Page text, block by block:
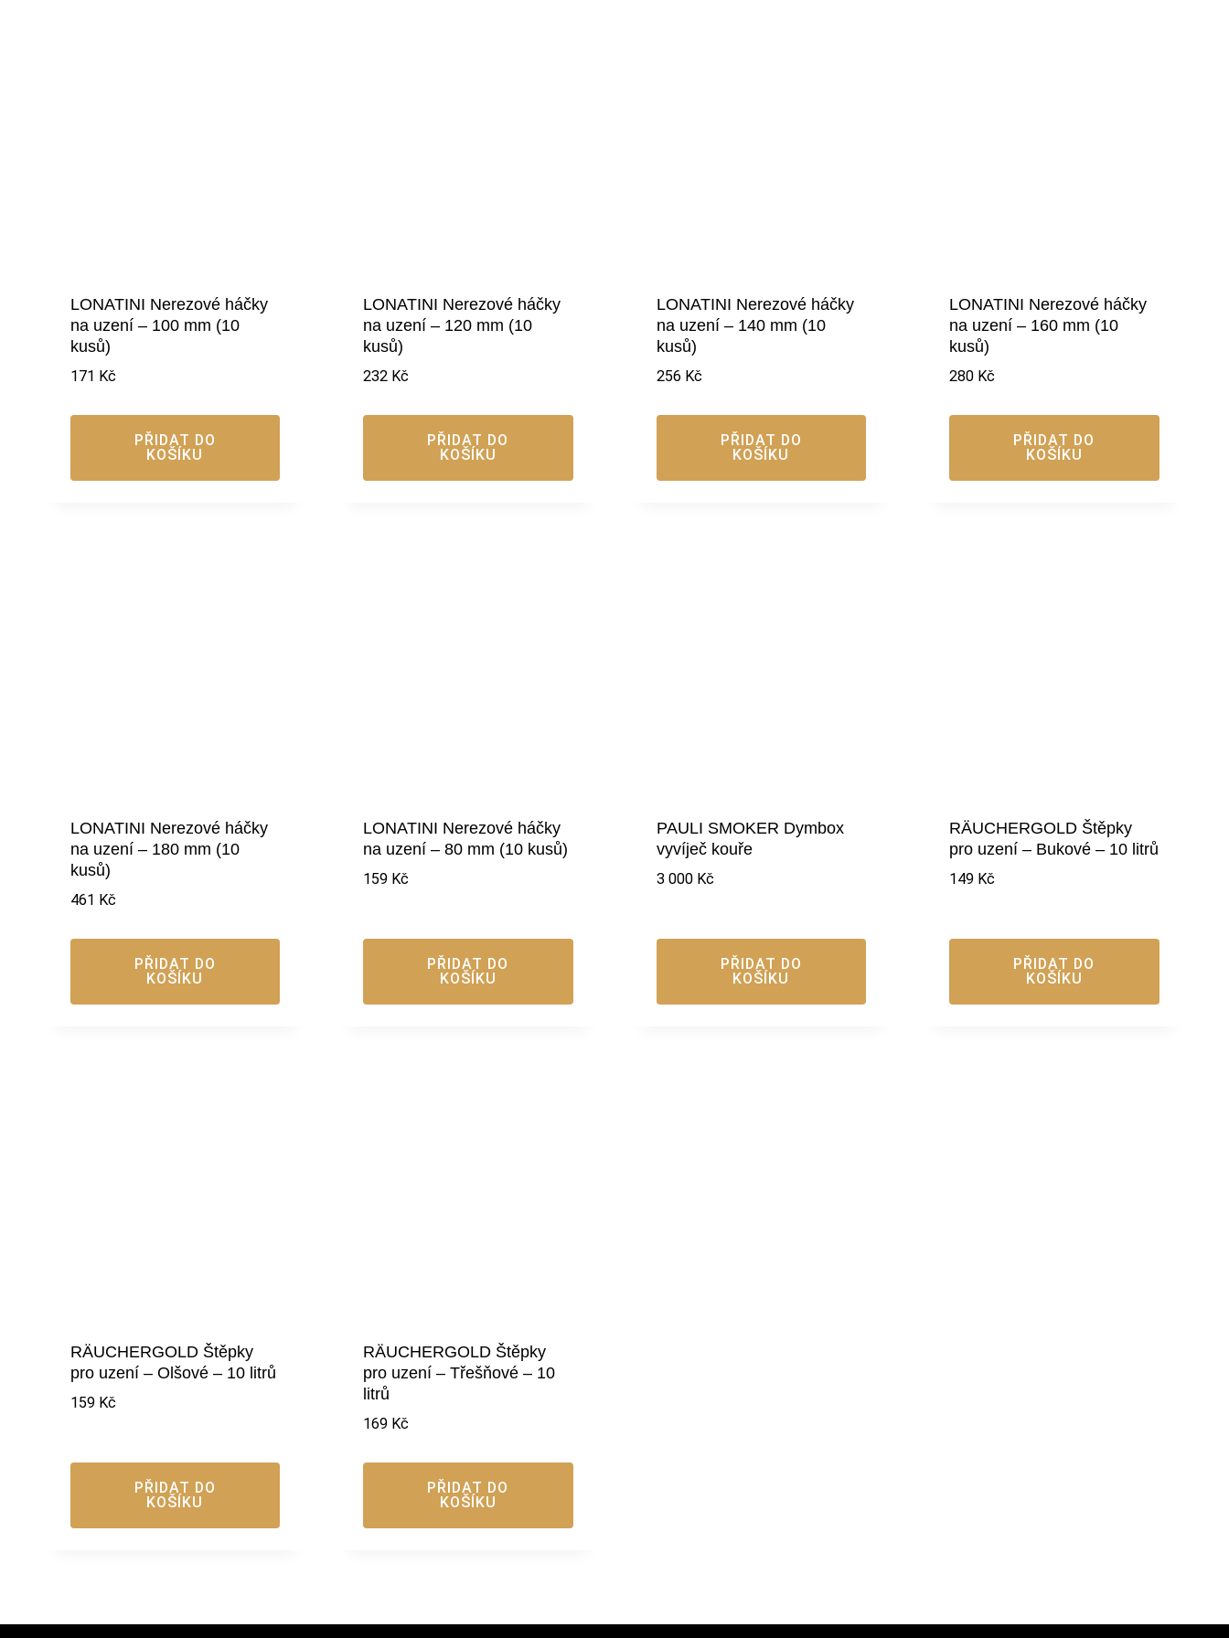
LONATINI Nerezové háčky
na uzení – 100 mm (10
kusů)
171 Kč
PŘIDAT DO
KOŠÍKU
LONATINI Nerezové háčky
na uzení – 120 mm (10
kusů)
232 Kč
PŘIDAT DO
KOŠÍKU
LONATINI Nerezové háčky
na uzení – 140 mm (10
kusů)
256 Kč
PŘIDAT DO
KOŠÍKU
LONATINI Nerezové háčky
na uzení – 160 mm (10
kusů)
280 Kč
PŘIDAT DO
KOŠÍKU
LONATINI Nerezové háčky
na uzení – 180 mm (10
kusů)
461 Kč
PŘIDAT DO
KOŠÍKU
LONATINI Nerezové háčky
na uzení – 80 mm (10 kusů)
159 Kč
PŘIDAT DO
KOŠÍKU
PAULI SMOKER Dymbox
vyvíječ kouře
3 000 Kč
PŘIDAT DO
KOŠÍKU
RÄUCHERGOLD Štěpky
pro uzení – Bukové – 10 litrů
149 Kč
PŘIDAT DO
KOŠÍKU
RÄUCHERGOLD Štěpky
pro uzení – Olšové – 10 litrů
159 Kč
PŘIDAT DO
KOŠÍKU
RÄUCHERGOLD Štěpky
pro uzení – Třešňové – 10
litrů
169 Kč
PŘIDAT DO
KOŠÍKU